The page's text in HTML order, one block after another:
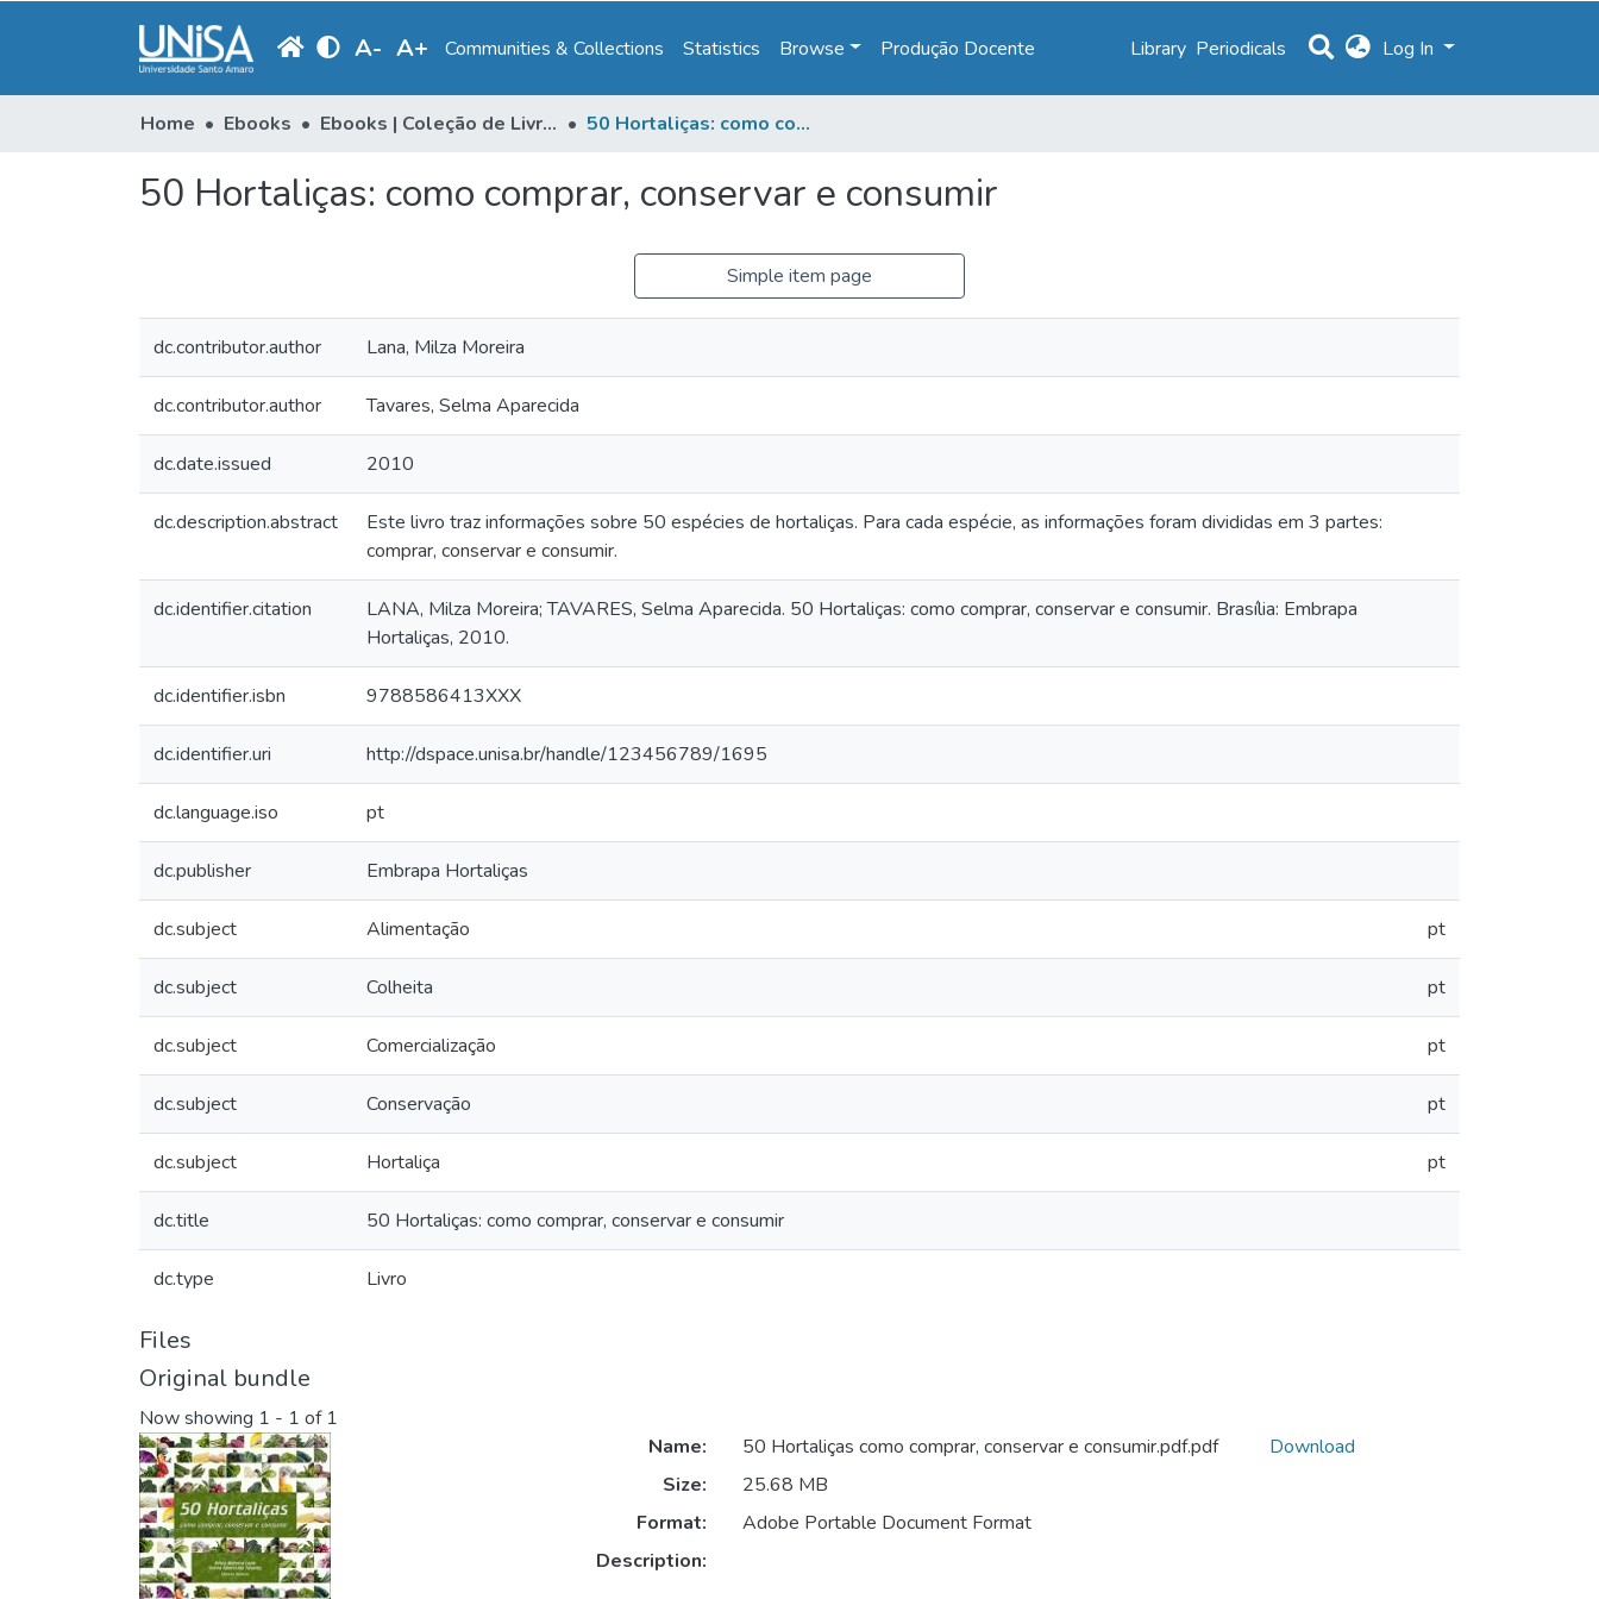
A- A+ Communities & Collections Statistics Browse Produção Docente Library Periodicals Log In
Home Ebooks Ebooks | Coleção de Livros 50 Hortaliças: como comprar, conservar e consumir
50 Hortaliças: como comprar, conservar e consumir
Simple item page
dc.contributor.author Lana, Milza Moreira
dc.contributor.author Tavares, Selma Aparecida
dc.date.issued 2010
dc.description.abstract
Este livro traz informações sobre 50 espécies de hortaliças. Para cada espécie, as informações foram divididas em 3 partes:
comprar, conservar e consumir.
dc.identifier.citation
LANA, Milza Moreira; TAVARES, Selma Aparecida. 50 Hortaliças: como comprar, conservar e consumir. Brasília: Embrapa
Hortaliças, 2010.
dc.identifier.isbn 9788586413XXX
dc.identifier.uri http://dspace.unisa.br/handle/123456789/1695
dc.language.iso pt
dc.publisher Embrapa Hortaliças
dc.subject Alimentação pt
dc.subject Colheita pt
dc.subject Comercialização pt
dc.subject Conservação pt
dc.subject Hortaliça pt
dc.title 50 Hortaliças: como comprar, conservar e consumir
dc.type Livro
Files
Original bundle
Now showing 1 - 1 of 1
Name:
50 Hortaliças como comprar, conservar e consumir.pdf.pdf
Size:
25.68 MB
Format:
Adobe Portable Document Format
Description:
Download